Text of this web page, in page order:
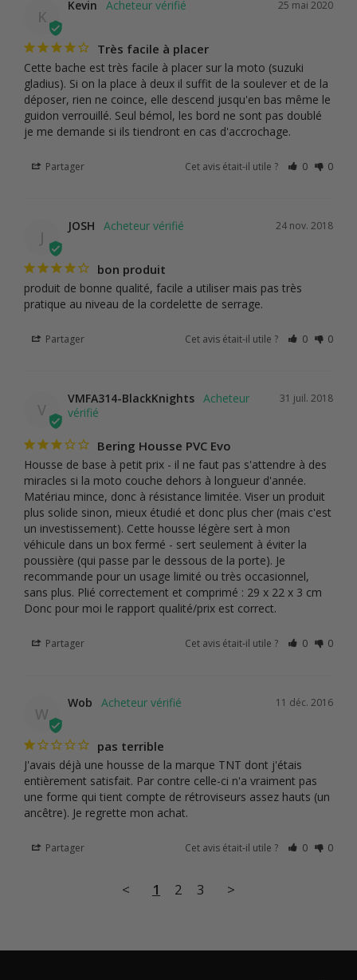
K
25 mai 2020
Kevin
Très facile à placer
Cette bache est très facile à placer sur la moto (suzuki
gladius). Si on la place à deux il suffit de la soulever et de la
déposer, rien ne coince, elle descend jusqu'en bas même le
guidon verrouillé. Seul bémol, les bord ne sont pas doublé
je me demande si ils tiendront en cas d'accrochage.
Partager Cet avis était-il utile ? 0 0
J
24 nov. 2018
JOSH
bon produit
produit de bonne qualité, facile a utiliser mais pas très
pratique au niveau de la cordelette de serrage.
Partager Cet avis était-il utile ? 0 0
V
31 juil. 2018
VMFA314-BlackKnights
Bering Housse PVC Evo
Housse de base à petit prix - il ne faut pas s'attendre à des
miracles si la moto couche dehors à longueur d'année.
Matériau mince, donc à résistance limitée. Viser un produit
plus solide sinon, mieux étudié et donc plus cher (mais c'est
un investissement). Cette housse légère sert à mon
véhicule dans un box fermé - sert seulement à éviter la
poussière (qui passe par le dessous de la porte). Je
recommande pour un usage limité ou très occasionnel,
sans plus. Plié correctement et comprimé : 29 x 22 x 3 cm
Donc pour moi le rapport qualité/prix est correct.
Partager Cet avis était-il utile ? 0 0
W
11 déc. 2016
Wob
pas terrible
J'avais déjà une housse de la marque TNT dont j'étais
entièrement satisfait. Par contre celle-ci n'a vraiment pas
une forme qui tient compte de rétroviseurs assez hauts (un
ancêtre). Je regrette mon achat.
Partager Cet avis était-il utile ? 0 0
< 1 2 3 >